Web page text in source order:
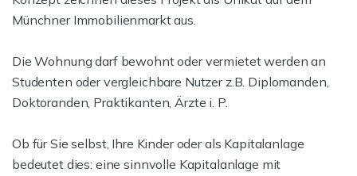
Münchner Immobilienmarkt aus.
Die Wohnung darf bewohnt oder vermietet werden an
Studenten oder vergleichbare Nutzer z.B. Diplomanden,
Doktoranden, Praktikanten, Ärzte i. P.
Ob für Sie selbst, Ihre Kinder oder als Kapitalanlage
bedeutet dies: eine sinnvolle Kapitalanlage mit